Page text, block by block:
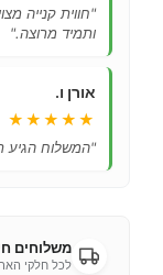
"חווית קנייה
ותמיד מרוצה."
אורן ו.
★★★★★
"המשלוח הגיע
משלוחים
לכל חלקי